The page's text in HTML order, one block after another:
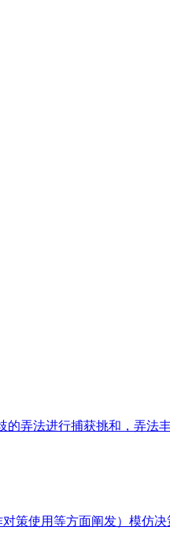
弄法进行捕获挑和，弄法
策使用等方面阐发）模仿